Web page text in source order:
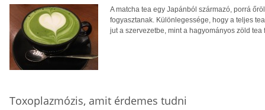
A matcha tea egy Japánból származó, porrá
fogyasztanak. Különlegessége, hogy a teljes
jut a szervezetbe, mint a hagyományos zöld tea
Toxoplazmózis, amit érdemes tudni